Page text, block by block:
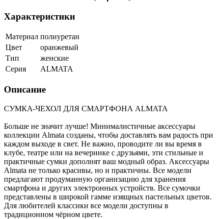
Характеристики
Материал полиуретан
Цвет
оранжевый
Тип
женские
Серия
ALMATA
Описание
СУМКА-ЧЕХОЛ ДЛЯ СМАРТФОНА ALMATA
Больше не значит лучше! Минималистичные аксессуары
коллекции Almata созданы, чтобы доставлять вам радость при
каждом выходе в свет. Не важно, проводите ли вы время в
клубе, театре или на вечеринке с друзьями, эти стильные и
практичные сумки дополнят ваш модный образ. Аксессуары
Almata не только красивы, но и практичны. Все модели
предлагают продуманную организацию для хранения
смартфона и других электронных устройств. Все сумочки
представлены в широкой гамме изящных пастельных цветов.
Для любителей классики все модели доступны в
традиционном чёрном цвете.